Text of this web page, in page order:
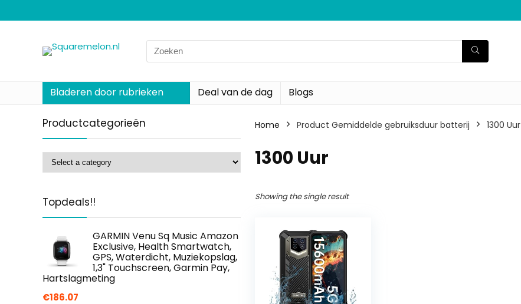
Search
for:
Bladeren door rubrieken Deal van de dag Blogs
Productcategorieën
Topdeals!!
GARMIN Venu Sq Music Amazon
Exclusive, Health Smartwatch,
GPS, Waterdicht, Muziekopslag,
1,3" Touchscreen, Garmin Pay,
Hartslagmeting
€186.07
Home Product Gemiddelde gebruiksduur batterij ‎1300 Uur
‎1300 Uur
Showing the single result